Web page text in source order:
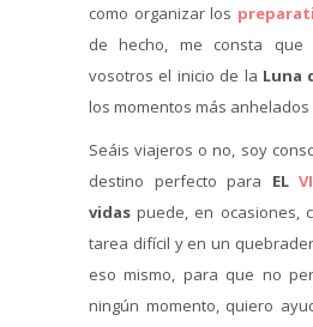
como organizar los
de hecho, me consta que
vosotros el inicio de la Luna
los momentos más
Seáis viajeros o no, soy
destino perfecto para EL
vidas puede, en ocasiones,
tarea difícil y en un
eso mismo, para que no
ningún momento, quiero